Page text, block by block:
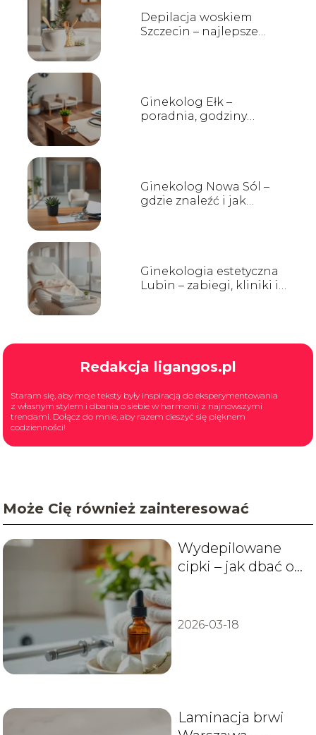
Depilacja woskiem
Szczecin – najlepsze
Ginekolog Ełk –
poradnia, godziny
Ginekolog Nowa Sól –
gdzie znaleźć i jak
Ginekologia estetyczna
Lubin – zabiegi, kliniki i
Redakcja ligangos.pl
Staram się, aby moje teksty były inspiracją do eksperymentowania
z własnym stylem i dbania o siebie w harmonii z najnowszymi
trendami. Dołącz do mnie, aby razem cieszyć się pięknem
codzienności!
Może Cię również zainteresować
Wydepilowane
cipki – jak dbać o
podrażnieniom?
2026-03-18
Laminacja brwi